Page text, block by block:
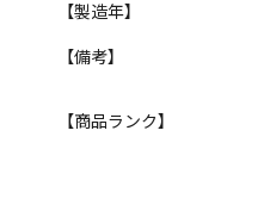
【製造年】
【備考】
【商品ランク】